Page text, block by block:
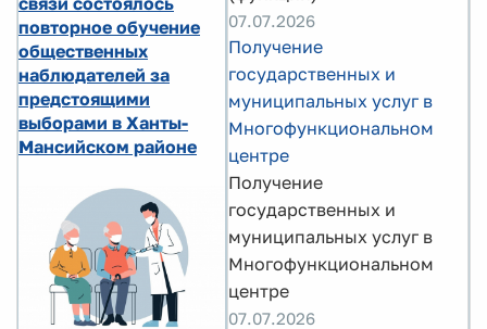
повторное обучение
общественных
наблюдателей за
предстоящими
выборами в Ханты-
Мансийском районе
07.07.2026
Получение
государственных и
муниципальных услуг в
Многофункциональном
центре
Получение
государственных и
муниципальных услуг в
Многофункциональном
центре
07.07.2026